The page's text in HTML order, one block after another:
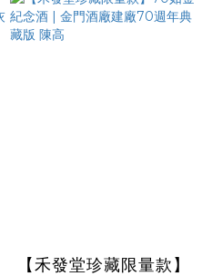
氣泡酒 陳年款
【禾發堂珍藏限量款】